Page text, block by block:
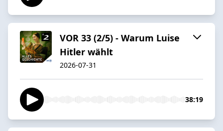
VOR 33 (2/5) - Warum Luise
Hitler wählt
2026-07-31
38:19